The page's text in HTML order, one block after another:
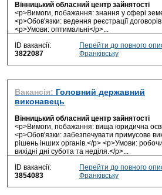
Вінницький обласний центр зайнятості
<p>Вимоги, побажання: знання у сфері
<p>Обов'язки: ведення реєстрації
<p>Умови: оптимальні</p>...
ID вакансії:
3822087
Перейти до повного
Франківську
Вакансія: Головний державний
виконавець
Вінницький обласний центр зайнятості
<p>Вимоги, побажання: вища юридична
<p>Обов'язки: забезпечувати примусове
рішень інших органів.</p> <p>Умови:
вихідні дні субота та неділя.</p>...
ID вакансії:
3854083
Перейти до повного
Франківську